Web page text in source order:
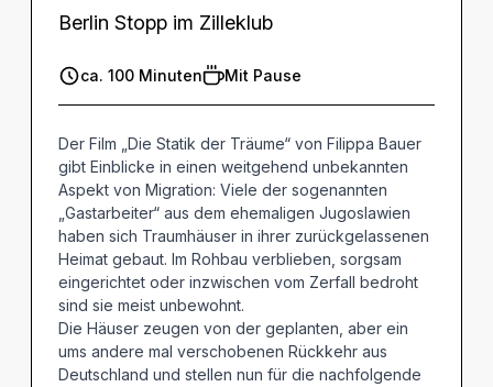
Berlin Stopp im Zilleklub
ca. 100 Minuten Mit Pause
Der Film „Die Statik der Träume“ von Filippa Bauer
gibt Einblicke in einen weitgehend unbekannten
Aspekt von Migration: Viele der sogenannten
„Gastarbeiter“ aus dem ehemaligen Jugoslawien
haben sich Traumhäuser in ihrer zurückgelassenen
Heimat gebaut. Im Rohbau verblieben, sorgsam
eingerichtet oder inzwischen vom Zerfall bedroht
sind sie meist unbewohnt.
Die Häuser zeugen von der geplanten, aber ein
ums andere mal verschobenen Rückkehr aus
Deutschland und stellen nun für die nachfolgende